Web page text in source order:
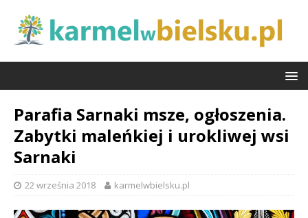
Parafia Sarnaki msze, ogłoszenia.
Zabytki maleńkiej i urokliwej wsi
Sarnaki
22 września 2018 karmelwbielsku.pl